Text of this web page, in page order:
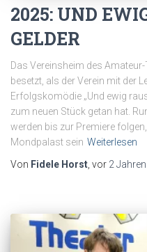
2025: UND
GELDER
Das Vereinsheim des
besetzt, als der Verein mit der
Erfolgskomödie „Und ewig
zum neuen Stück getan hat.
werden bis zur Premiere
Mondpalast sein Weiterlesen
Von Fidele Horst , vor 2 Jahren